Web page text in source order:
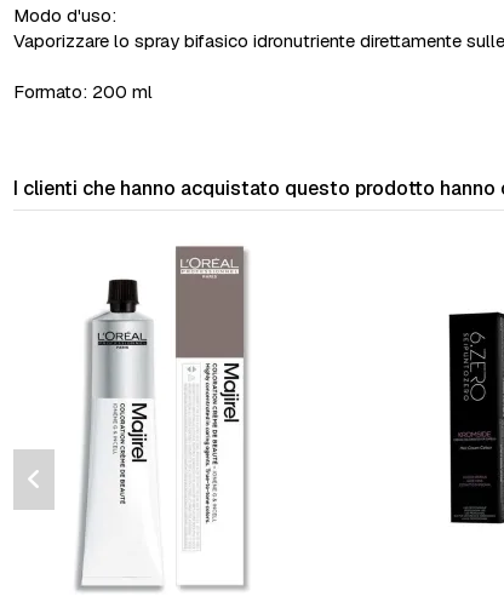
Modo d'uso:
Vaporizzare lo spray bifasico idronutriente direttamente
Formato: 200 ml
I clienti che hanno acquistato questo prodotto hanno